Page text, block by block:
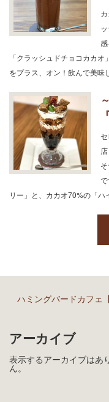
「クラッシュドチョコカカ
をプラス、オン！飲んで美
リー」と、カカオ70%の「
ハミングバードカフェ
アーカイブ
表示するアーカイブはあ
ん。